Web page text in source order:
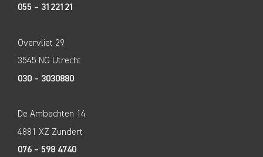
055 – 3122121
Overvliet 29
3545 NG Utrecht
030 – 3030880
De Ambachten 14
4881 XZ Zundert
076 – 598 4740